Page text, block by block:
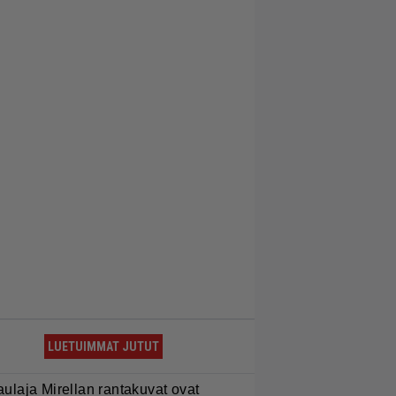
LUETUIMMAT JUTUT
Mirellan rantakuvat ovat